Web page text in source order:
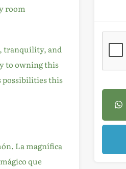
room
tranquility, and
to owning this
possibilities this
La magnífica
que